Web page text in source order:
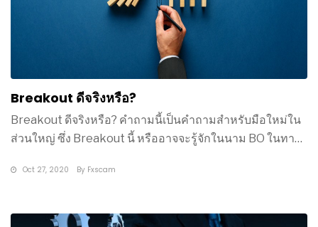
Breakout ดีจริงหรือ?
Breakout ดีจริงหรือ? คำถามนี้เป็นคำถามสำหรับมือใหม่ใน
ส่วนใหญ่ ซึ่ง Breakout นี้ หรืออาจจะรู้จักในนาม BO ในทาง
Oct 27, 2020 By Fxscam